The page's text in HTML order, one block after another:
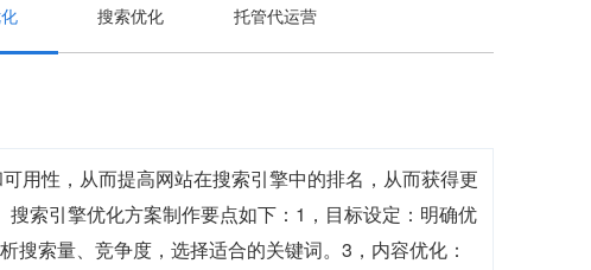
搜索优化 托管代运营
用性，从而提高网站在搜索引擎中的排名，从而获得更
索引擎优化方案制作要点如下：1，目标设定：明确优
索量、竞争度，选择适合的关键词。3，内容优化：